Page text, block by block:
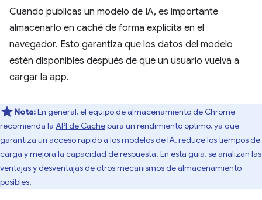
Cuando publicas un modelo de IA, es importante
almacenarlo en caché de forma explícita en el
navegador. Esto garantiza que los datos del modelo
estén disponibles después de que un usuario vuelva a
cargar la app.
Nota:En general, el equipo de almacenamiento de Chrome
recomienda la API de Cachepara un rendimiento óptimo, ya que
garantiza un acceso rápido a los modelos de IA, reduce los tiempos de
carga y mejora la capacidad de respuesta. En esta guía, se analizan las
ventajas y desventajas de otros mecanismos de almacenamiento
posibles.